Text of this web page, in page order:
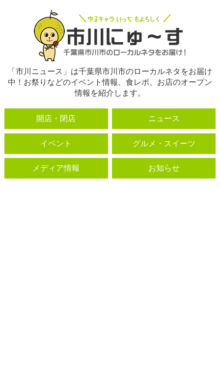
「市川ニュース」は千葉県市川市のローカルネタをお届け
中！お祭りなどのイベント情報、食レポ、お店のオープン
情報を紹介します。
開店・閉店 ニュース
イベント グルメ・スイーツ
メディア情報 お知らせ